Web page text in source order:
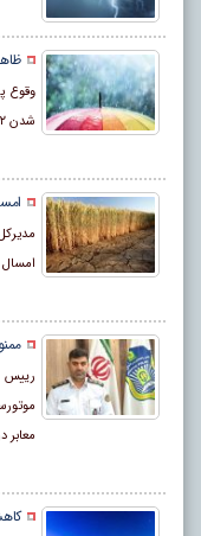
ظاهر شدن ۲
شدن ۲ رنگین کمان همزمان پس از بارش عصر امروز
امسال
رییس
معابر